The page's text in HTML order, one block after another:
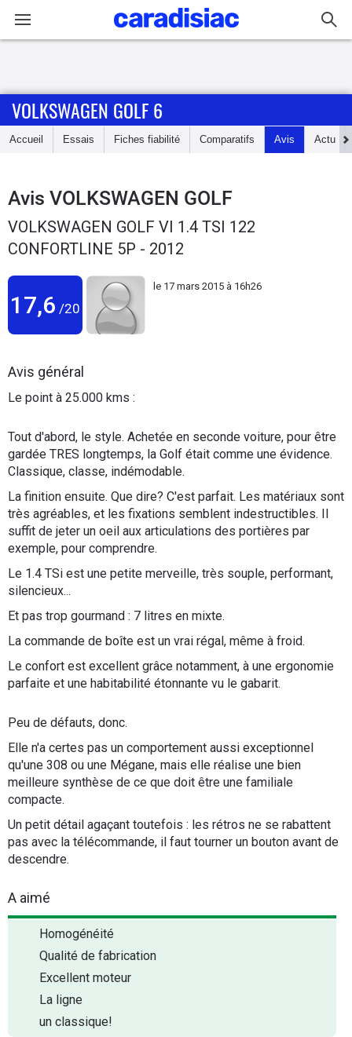
Accueil
Essais
Guide
d'achat
Utilitaires
Flottes
Services
Forum
Moto
Marques
VOLKSWAGEN GOLF 6
Accueil Essais Fiches fiabilité Comparatifs Avis Actu
Avis VOLKSWAGEN GOLF
VOLKSWAGEN GOLF VI 1.4 TSI 122
CONFORTLINE 5P - 2012
17,6 /20
le 17 mars 2015 à 16h26
Avis général
Le point à 25.000 kms :
Tout d'abord, le style. Achetée en seconde voiture, pour être
gardée TRES longtemps, la Golf était comme une évidence.
Classique, classe, indémodable.
La finition ensuite. Que dire? C'est parfait. Les matériaux sont
très agréables, et les fixations semblent indestructibles. Il
suffit de jeter un oeil aux articulations des portières par
exemple, pour comprendre.
Le 1.4 TSi est une petite merveille, très souple, performant,
silencieux...
Et pas trop gourmand : 7 litres en mixte.
La commande de boîte est un vrai régal, même à froid.
Le confort est excellent grâce notamment, à une ergonomie
parfaite et une habitabilité étonnante vu le gabarit.
Peu de défauts, donc.
Elle n'a certes pas un comportement aussi exceptionnel
qu'une 308 ou une Mégane, mais elle réalise une bien
meilleure synthèse de ce que doit être une familiale
compacte.
Un petit détail agaçant toutefois : les rétros ne se rabattent
pas avec la télécommande, il faut tourner un bouton avant de
descendre.
A aimé
Homogénéité
Qualité de fabrication
Excellent moteur
La ligne
un classique!